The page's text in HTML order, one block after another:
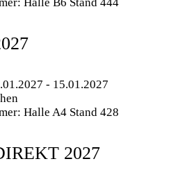
- 15.01.2027
Halle A4 Stand 428
2027